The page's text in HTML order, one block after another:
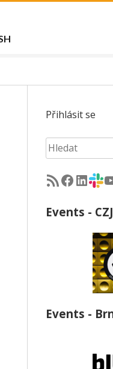
Přihlásit se
Hledat
RSS - články na jug.cz
Facebook skupina Czech Java User Group
LinkedIn skupina Czech Java User
CZJUG
Events -
Events -